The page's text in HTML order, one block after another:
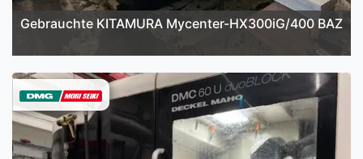
Gebrauchte KITAMURA Mycenter-HX300iG/400 BAZ